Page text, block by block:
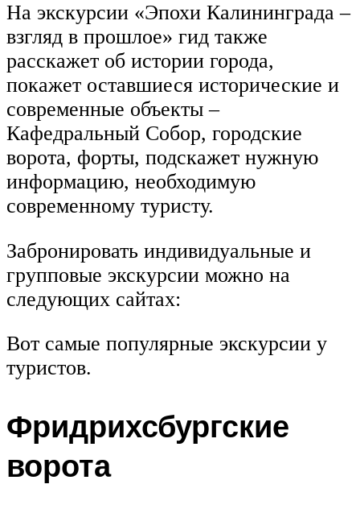
На экскурсии «Эпохи Калининграда –
взгляд в прошлое» гид также
расскажет об истории города,
покажет оставшиеся исторические и
современные объекты –
Кафедральный Собор, городские
ворота, форты, подскажет нужную
информацию, необходимую
современному туристу.
Забронировать индивидуальные и
групповые экскурсии можно на
следующих сайтах:
Вот самые популярные экскурсии у
туристов.
Фридрихсбургские
ворота